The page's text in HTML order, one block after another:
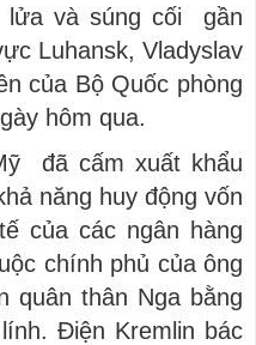
lửa và súng cối gần
Luhansk, Vladyslav
của Bộ Quốc phòng
hôm qua.
đã cấm xuất khẩu
năng huy động vốn
của các ngân hàng
chính phủ của ông
quân thân Nga bằng
Điện Kremlin bác